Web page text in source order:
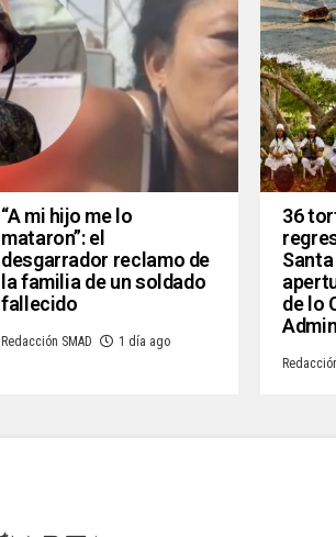
“A mi hijo me lo
mataron”: el
desgarrador reclamo de
la familia de un soldado
fallecido
Redacción SMAD 1 día ago
36
de lo